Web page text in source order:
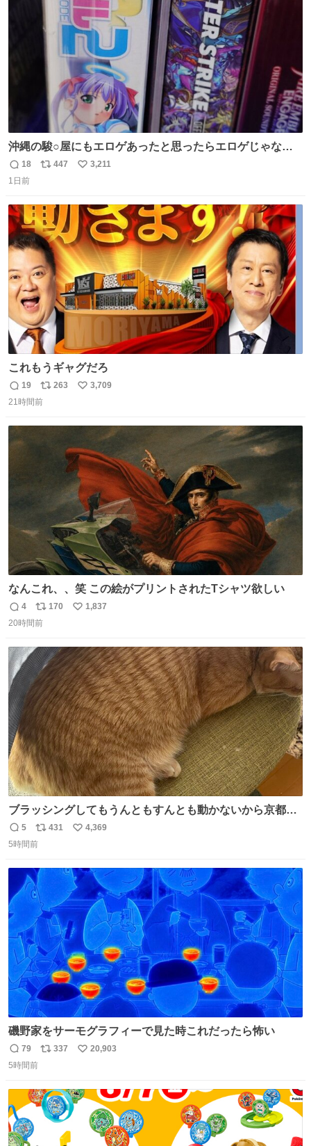
沖縄の駿○屋にもエロゲあったと思ったらエロゲじゃなか
った
返
信
18
リ
ト
数
447
い
数
3,211
1日前
これもうギャグだろ
返
信
19
リ
ポ
263
い
3,709
21時間前
なんこれ、、笑 この絵がプリントされたTシャツ欲しい
返
信
4
リ
ポ
ト
数
170
い
数
1,837
20時間前
ブラッシングしてもうんともすんとも動かないから京都の
寺にある庭みたいになってる
返
信
5
リ
ポ
ト
数
431
い
数
4,369
5時間前
磯野家をサーモグラフィーで見た時これだったら怖い
返
信
79
リ
ト
数
337
い
数
20,903
5時間前